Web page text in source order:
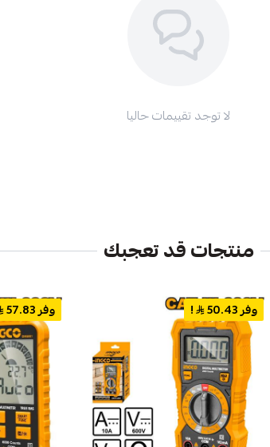
لا توجد تقييمات حاليا
منتجات قد تعجبك
وفر 50.43 ! وفر 57.83